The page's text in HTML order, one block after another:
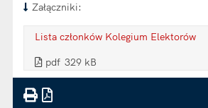
Załączniki:
Lista członków Kolegium Elektorów
pdf 329 kB